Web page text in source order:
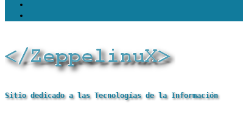
Sitio dedicado a las Tecnologías de la Información